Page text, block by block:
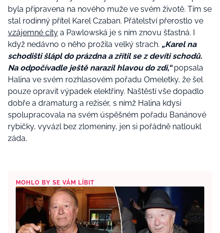
byla připravena na nového muže ve svém životě. Tím se
stal rodinný přítel Karel Czaban. Přátelství přerostlo ve
vzájemné city a Pawlowská je s ním znovu šťastná. I
když nedávno o něho prožila velký strach. „Karel na
schodišti šlápl do prázdna a zřítil se z devíti schodů.
Na odpočívadle ještě narazil hlavou do zdi,“popsala
Halina ve svém rozhlasovém pořadu Omeletky, že šel
pouze opravit výpadek elektřiny. Naštěstí vše dopadlo
dobře a dramaturg a režisér, s nímž Halina kdysi
spolupracovala na svém úspěšném pořadu Banánové
rybičky, vyvázl bez zlomeniny, jen si pořádně natloukl
záda.
MOHLO BY SE VÁM LÍBIT